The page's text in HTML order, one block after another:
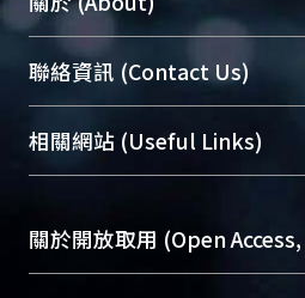
臺大位居世界頂尖大學之列
展現本校豐碩的研究成果及
機構典藏（NTUR）與學術庫
台，成為臺大學術典藏NTU
成果。
To permanently archive
聯絡資訊 (Contact Us)
總館學科館員(Main Library)
醫學圖書館學科館員
Sciences Library)
相關網站 (Useful Links)
關於開放取用 (Open Access,